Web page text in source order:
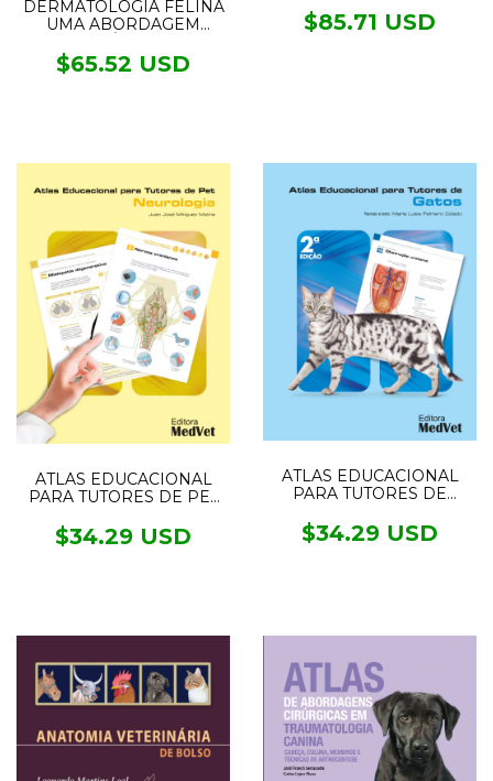
DERMATOLOGIA FELINA
UMA ABORDAGEM
$65.52 USD
$85.71 USD
ATLAS EDUCACIONAL
PARA TUTORES DE PET
$34.29 USD
ATLAS EDUCACIONAL
PARA TUTORES DE
$34.29 USD